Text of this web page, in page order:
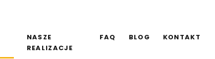
NASZE
REALIZACJE
FAQ BLOG KONTAKT